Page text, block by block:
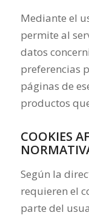
Mediante el
permite al
datos
preferencias
páginas de
productos
COOKIES
Según la
requieren el
parte del